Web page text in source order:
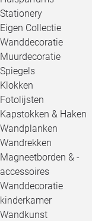
Stationery
Eigen Collectie
Wanddecoratie
Muurdecoratie
Spiegels
Klokken
Fotolijsten
Kapstokken & Haken
Wandplanken
Wandrekken
Magneetborden & -
accessoires
Wanddecoratie
kinderkamer
Wandkunst